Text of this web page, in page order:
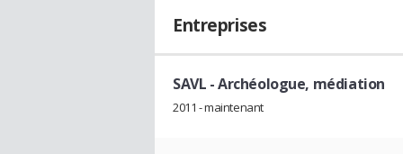
Entreprises
SAVL - Archéologue, médiation
2011 - maintenant